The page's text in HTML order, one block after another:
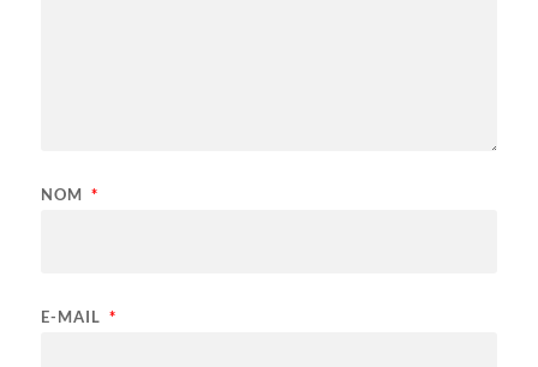
NOM *
E-MAIL *